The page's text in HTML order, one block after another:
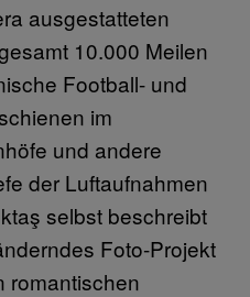
ausgestatteten
10.000 Meilen
Football- und
im
und andere
der Luftaufnahmen
selbst beschreibt
Foto-Projekt
romantischen